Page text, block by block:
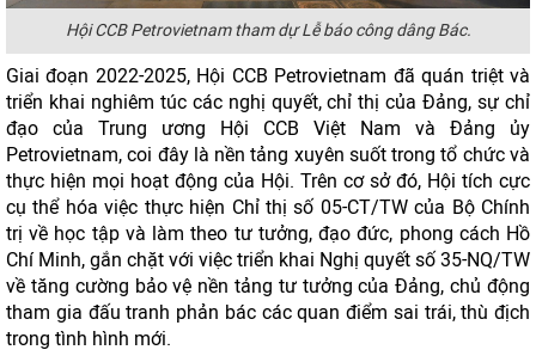
Hội CCB Petrovietnam tham dự Lễ báo công dâng Bác.
Giai đoạn 2022-2025, Hội CCB Petrovietnam đã quán triệt và
triển khai nghiêm túc các nghị quyết, chỉ thị của Đảng, sự chỉ
đạo của Trung ương Hội CCB Việt Nam và Đảng ủy
Petrovietnam, coi đây là nền tảng xuyên suốt trong tổ chức và
thực hiện mọi hoạt động của Hội. Trên cơ sở đó, Hội tích cực
cụ thể hóa việc thực hiện Chỉ thị số 05-CT/TW của Bộ Chính
trị về học tập và làm theo tư tưởng, đạo đức, phong cách Hồ
Chí Minh, gắn chặt với việc triển khai Nghị quyết số 35-NQ/TW
về tăng cường bảo vệ nền tảng tư tưởng của Đảng, chủ động
tham gia đấu tranh phản bác các quan điểm sai trái, thù địch
trong tình hình mới.